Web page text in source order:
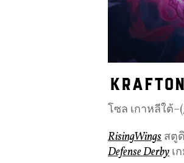
โซล เกาหลีใต้–(
RisingWings สตู
Defense Derby เ